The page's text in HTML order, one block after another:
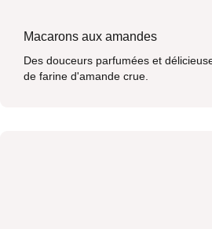
Macarons aux amandes
Des douceurs parfumées et
de farine d'amande crue.